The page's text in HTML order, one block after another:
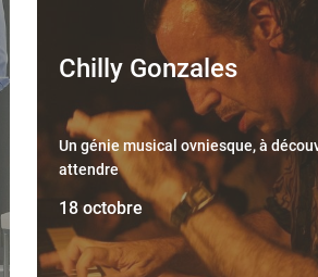
Chilly Gonzales
Un génie musical ovniesque, à
attendre
18 octobre